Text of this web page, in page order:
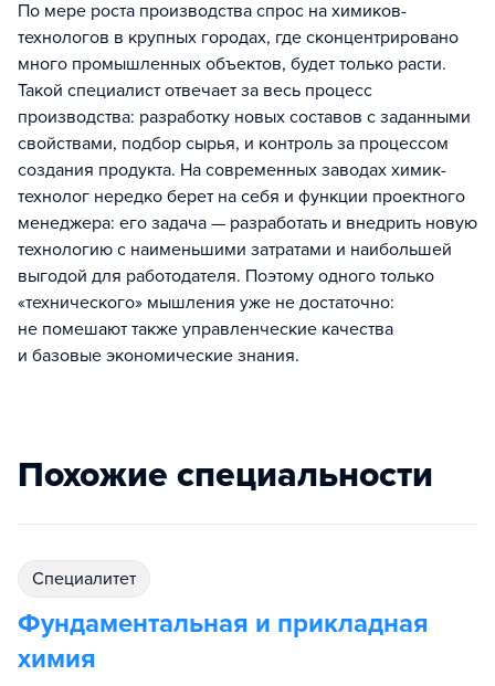
По мере роста производства спрос на химиков-
технологов в крупных городах, где сконцентрировано
много промышленных объектов, будет только расти.
Такой специалист отвечает за весь процесс
производства: разработку новых составов с заданными
свойствами, подбор сырья, и контроль за процессом
создания продукта. На современных заводах химик-
технолог нередко берет на себя и функции проектного
менеджера: его задача — разработать и внедрить новую
технологию с наименьшими затратами и наибольшей
выгодой для работодателя. Поэтому одного только
«технического» мышления уже не достаточно:
не помешают также управленческие качества
и базовые экономические знания.
Похожие специальности
специалитет
Фундаментальная и прикладная
химия